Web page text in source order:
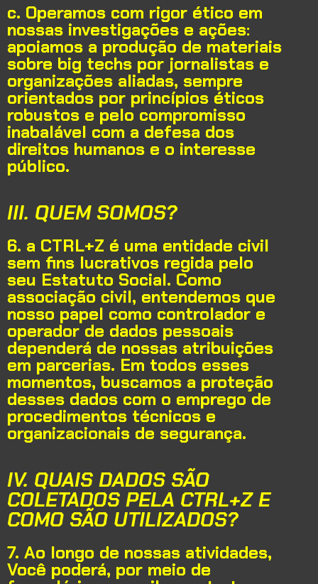
c. Operamos com rigor ético em
nossas investigações e ações:
apoiamos a produção de materiais
sobre big techs por jornalistas e
organizações aliadas, sempre
orientados por princípios éticos
robustos e pelo compromisso
inabalável com a defesa dos
direitos humanos e o interesse
público.
III. QUEM SOMOS?
6. a CTRL+Z é uma entidade civil
sem fins lucrativos regida pelo
seu Estatuto Social. Como
associação civil, entendemos que
nosso papel como controlador e
operador de dados pessoais
dependerá de nossas atribuições
em parcerias. Em todos esses
momentos, buscamos a proteção
desses dados com o emprego de
procedimentos técnicos e
organizacionais de segurança.
IV. QUAIS DADOS SÃO
COLETADOS PELA CTRL+Z E
COMO SÃO UTILIZADOS?
7. Ao longo de nossas atividades,
Você poderá, por meio de